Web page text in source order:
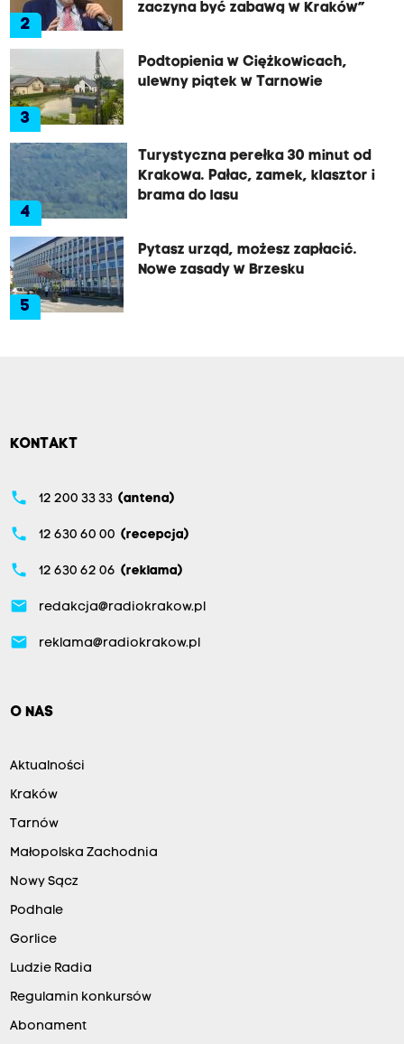
2
zaczyna być zabawą w Kraków”
3
Podtopienia w Ciężkowicach,
ulewny piątek w Tarnowie
4
Turystyczna perełka 30 minut od
Krakowa. Pałac, zamek, klasztor i
brama do lasu
5
Pytasz urząd, możesz zapłacić.
Nowe zasady w Brzesku
KONTAKT
phone 12 200 33 33 (antena)
phone 12 630 60 00 (recepcja)
phone 12 630 62 06 (reklama)
email redakcja@radiokrakow.pl
email reklama@radiokrakow.pl
O NAS
Aktualności
Kraków
Tarnów
Małopolska Zachodnia
Nowy Sącz
Podhale
Gorlice
Ludzie Radia
Regulamin konkursów
Abonament